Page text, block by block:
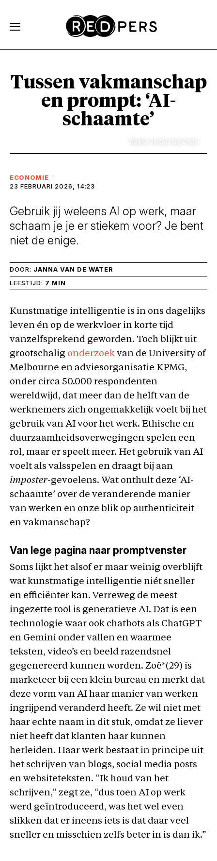
Tussen vakmanschap
en prompt: ‘AI-
schaamte’
ECONOMIE
23 FEBRUARI 2026, 14:23
Gebruik jij weleens AI op werk, maar
schaam je je er stiekem voor? Je bent
niet de enige.
DOOR: JANNA VAN DE WATER
LEESTIJD: 7 MIN
Kunstmatige intelligentie is in ons dagelijks
leven én op de werkvloer in korte tijd
vanzelfsprekend geworden. Toch blijkt uit
grootschalig onderzoek van de University of
Melbourne en adviesorganisatie KPMG,
onder circa 50.000 respondenten
wereldwijd, dat meer dan de helft van de
werknemers zich ongemakkelijk voelt bij het
gebruik van AI voor het werk. Ethische en
duurzaamheidsoverwegingen spelen een
rol, maar er speelt meer. Het gebruik van AI
voelt als valsspelen en draagt bij aan
imposter-gevoelens. Wat onthult deze ‘AI-
schaamte’ over de veranderende manier
van werken en onze blik op authenticiteit
en vakmanschap?
Van lege pagina naar promptvenster
Soms lijkt het alsof er maar weinig overblijft
wat kunstmatige intelligentie niét sneller
en efficiënter kan. Verreweg de meest
ingezette tool is generatieve AI. Dat is een
technologie waar ook chatbots als ChatGPT
en Gemini onder vallen en waarmee
teksten, video’s en beeld razendsnel
gegenereerd kunnen worden. Zoë*(29) is
marketeer bij een klein bureau en merkt dat
deze vorm van AI haar manier van werken
ingrijpend veranderd heeft. Ze wil niet met
haar echte naam in dit stuk, omdat ze liever
niet heeft dat klanten haar kunnen
herleiden. Haar werk bestaat in principe uit
het schrijven van blogs, social media posts
en websiteteksten. “Ik houd van het
schrijven,” zegt ze, “dus toen AI op werk
werd geïntroduceerd, was het wel even
slikken dat er ineens iets is dat daar veel
sneller en misschien zelfs beter in is dan ik.”